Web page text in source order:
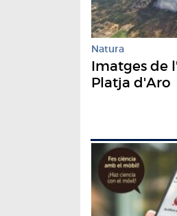
Natura
Imatges de
Platja d'Aro